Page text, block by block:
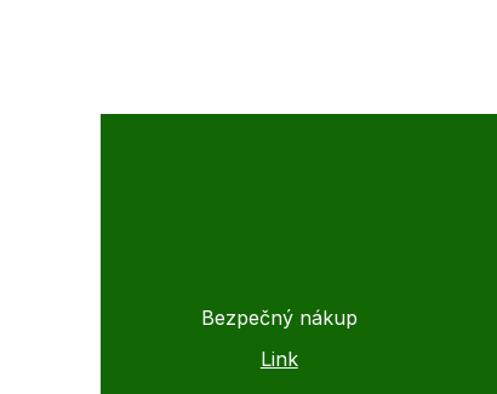
Bezpečný nákup
Link